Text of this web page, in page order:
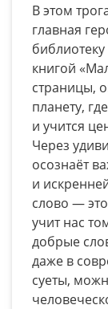
В этом
главная
библиотеку
книгой
страницы,
планету,
и учится
Через
осознаёт
и
слово —
учит нас
добрые
даже в
суеты,